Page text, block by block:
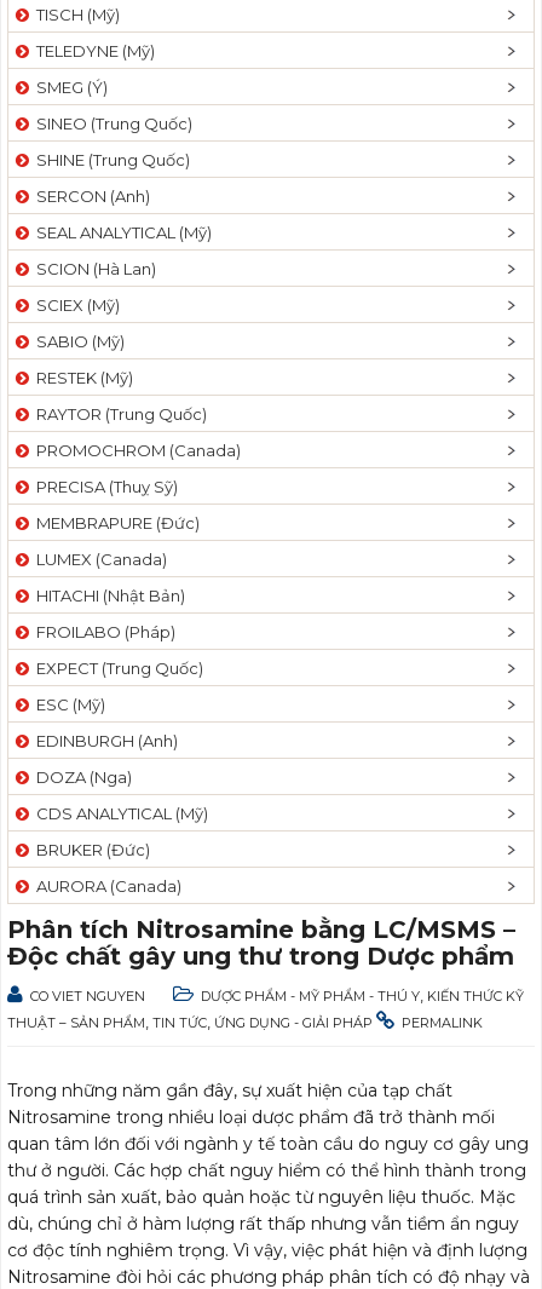
n
TISCH (Mỹ)
TELEDYNE (Mỹ)
SMEG (Ý)
SINEO (Trung Quốc)
SHINE (Trung Quốc)
SERCON (Anh)
SEAL ANALYTICAL (Mỹ)
SCION (Hà Lan)
SCIEX (Mỹ)
SABIO (Mỹ)
RESTEK (Mỹ)
RAYTOR (Trung Quốc)
PROMOCHROM (Canada)
PRECISA (Thuỵ Sỹ)
MEMBRAPURE (Đức)
LUMEX (Canada)
HITACHI (Nhật Bản)
FROILABO (Pháp)
EXPECT (Trung Quốc)
ESC (Mỹ)
EDINBURGH (Anh)
DOZA (Nga)
CDS ANALYTICAL (Mỹ)
BRUKER (Đức)
AURORA (Canada)
Phân tích Nitrosamine bằng LC/MSMS –
Độc chất gây ung thư trong Dược phẩm
CO VIET NGUYEN DƯỢC PHẨM - MỸ PHẨM - THÚ Y KIẾN THỨC KỸ
THUẬT – SẢN PHẨM TIN TỨC ỨNG DỤNG - GIẢI PHÁP PERMALINK
Trong những năm gần đây, sự xuất hiện của tạp chất
Nitrosamine trong nhiều loại dược phẩm đã trở thành mối
quan tâm lớn đối với ngành y tế toàn cầu do nguy cơ gây ung
thư ở người. Các hợp chất nguy hiểm có thể hình thành trong
quá trình sản xuất, bảo quản hoặc từ nguyên liệu thuốc. Mặc
dù, chúng chỉ ở hàm lượng rất thấp nhưng vẫn tiềm ẩn nguy
cơ độc tính nghiêm trọng. Vì vậy, việc phát hiện và định lượng
Nitrosamine đòi hỏi các phương pháp phân tích có độ nhạy và